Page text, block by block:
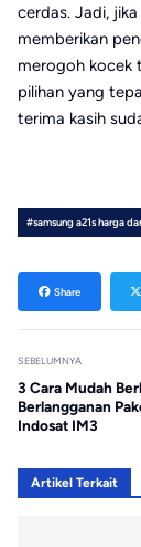
cerdas. Jadi,
memberikan
merogoh kocek
pilihan yang
terima kasih
#samsung a21s harga
Share
SEBELUMNYA
3 Cara Mudah
Berlangganan
Indosat IM3
Artikel Terkait